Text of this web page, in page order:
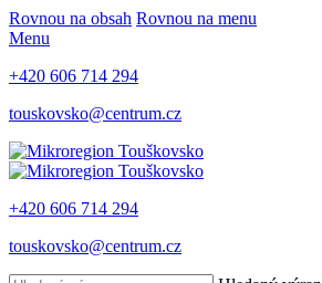
Rovnou na obsah Rovnou na menu
Menu
+420 606 714 294
touskovsko@centrum.cz
+420 606 714 294
touskovsko@centrum.cz